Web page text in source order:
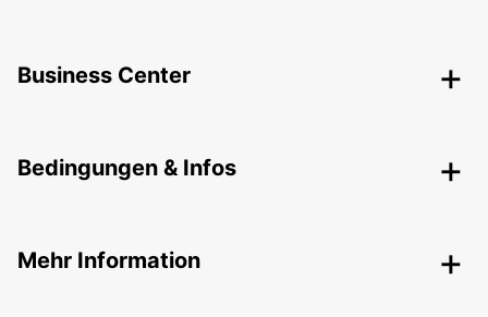
Business Center
Bedingungen & Infos
Mehr Information